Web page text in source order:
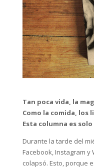
Tan poca vida, la
Como la comida, los
Esta columna es
Durante la tarde del
Facebook, Instagram
colapsó. Esto, porque